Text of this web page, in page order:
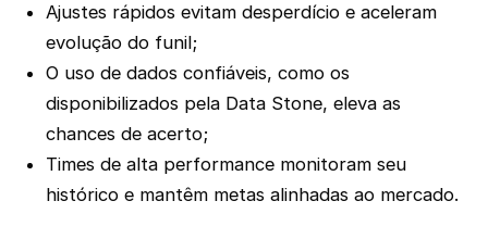
Ajustes rápidos evitam desperdício e aceleram
evolução do funil;
O uso de dados confiáveis, como os
disponibilizados pela Data Stone, eleva as
chances de acerto;
Times de alta performance monitoram seu
histórico e mantêm metas alinhadas ao mercado.